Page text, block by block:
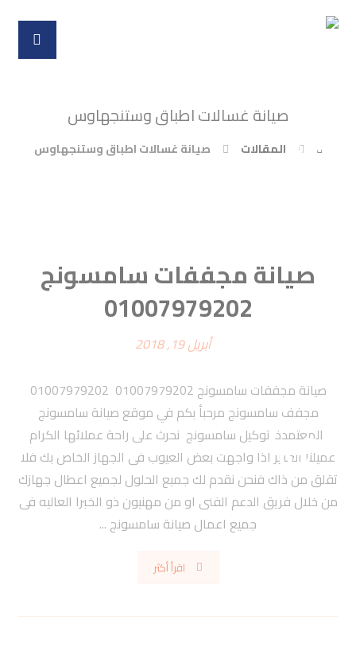
صيانة غسالات اطباق وستنجهاوس
المقالات صيانة غسالات اطباق وستنجهاوس
صيانة مجففات سامسونج
01007979202
أبريل 19, 2018
صيانة مجففات سامسونج 01007979202 01007979202
مجفف سامسونج مرحبأ بكم في موقع صيانة سامسونج
المعتمدة توكيل سامسونج نحرث على راحة عملائها الكرام
عميلنا العزيز اذا واجهت بعض العيوب فى الجهاز الخاص بك فلا
تقلق من ذاك فنحن نقدم لك جميع الحلول لجميع اعطال جهازك
من خلال فريق الدعم الفنى او من مهنيون ذو الخبرا العاليه فى
جميع اعمال صيانة سامسونج ...
اقرأ أكثر